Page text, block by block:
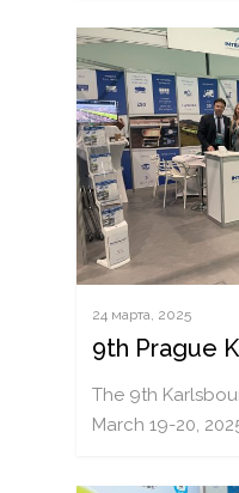
24 марта, 2025
9th Prague
The 9th
March 19-20,